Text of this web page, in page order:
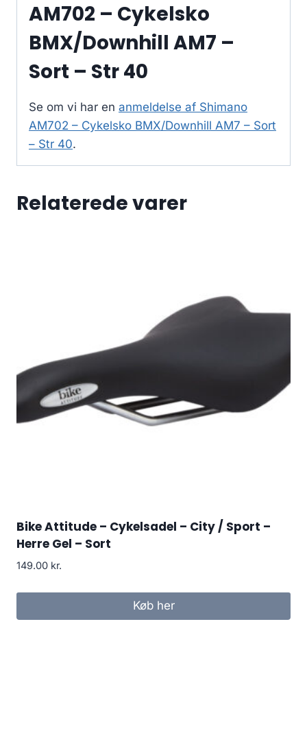
AM702 – Cykelsko
BMX/Downhill AM7 –
Sort – Str 40
Se om vi har en anmeldelse af Shimano
AM702 – Cykelsko BMX/Downhill AM7 – Sort
– Str 40.
Relaterede varer
Bike Attitude – Cykelsadel – City / Sport –
Herre Gel – Sort
149.00 kr.
Køb her